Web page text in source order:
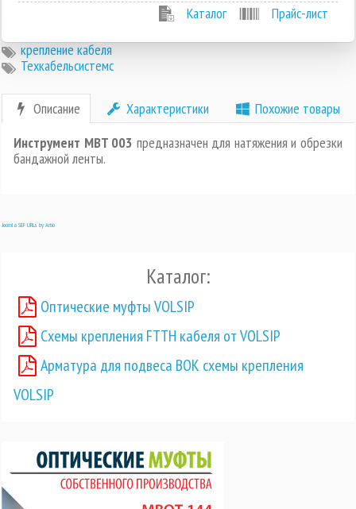
Каталог
Прайс-лист
крепление кабеля
Техкабельсистемс
Описание Характеристики
Похожие товары
Инструмент MBT 003 предназначен для натяжения и обрезки
бандажной ленты.
Joomla SEF URLs by Artio
Каталог:
Оптические муфты VOLSIP
Схемы крепления FTTH кабеля от VOLSIP
Арматура для подвеса ВОК схемы крепления
VOLSIP